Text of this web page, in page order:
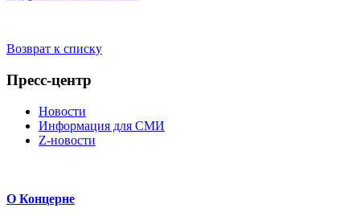
Возврат к списку
Пресс-центр
Новости
Информация для СМИ
Z-новости
О Концерне